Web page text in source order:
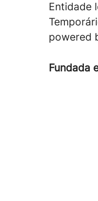
Entidade
powered
Fundada